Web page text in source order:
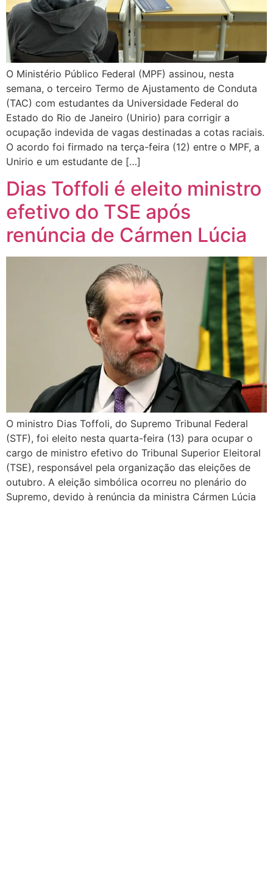
O Ministério Público Federal (MPF) assinou, nesta
semana, o terceiro Termo de Ajustamento de Conduta
(TAC) com estudantes da Universidade Federal do
Estado do Rio de Janeiro (Unirio) para corrigir a
ocupação indevida de vagas destinadas a cotas raciais.
O acordo foi firmado na terça-feira (12) entre o MPF, a
Unirio e um estudante de […]
Dias Toffoli é eleito ministro
efetivo do TSE após
renúncia de Cármen Lúcia
O ministro Dias Toffoli, do Supremo Tribunal Federal
(STF), foi eleito nesta quarta-feira (13) para ocupar o
cargo de ministro efetivo do Tribunal Superior Eleitoral
(TSE), responsável pela organização das eleições de
outubro. A eleição simbólica ocorreu no plenário do
Supremo, devido à renúncia da ministra Cármen Lúcia